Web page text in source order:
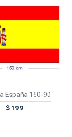
España 150-90
$ 199